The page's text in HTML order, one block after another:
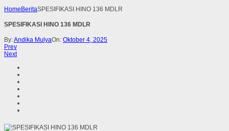
Home BeritaSPESIFIKASI HINO 136 MDLR
SPESIFIKASI HINO 136 MDLR
By:Andika MulyaOn: Oktober 4, 2025
Prev
Next